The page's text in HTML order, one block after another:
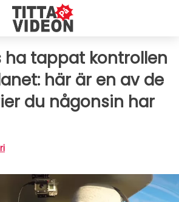
ha tappat kontrollen
här är en av de
du någonsin har